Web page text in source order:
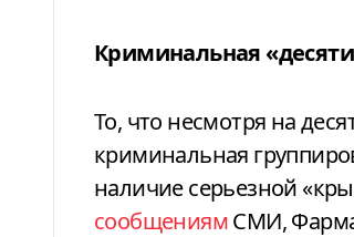
Криминальная
То, что несмотря на
криминальная
наличие серьезной
сообщениямСМИ,